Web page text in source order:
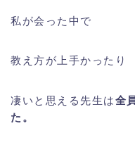
私が会った中で
教え方が上手かったり
凄いと思える先生は全
た。